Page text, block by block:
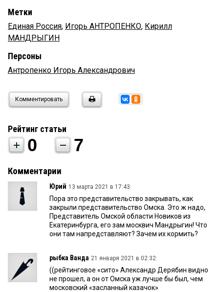
Метки
Единая Россия, Игорь АНТРОПЕНКО, Кирилл
МАНДРЫГИН
Персоны
Антропенко Игорь Александрович
Комментировать
Рейтинг статьи
0 7
Комментарии
Юрий 13 марта 2021 в 17:43:
Пора это представительство закрывать, как
закрыли представительство Омска. Это ж надо,
Представитель Омской области Новиков из
Екатеринбурга, его зам москвич Мандрыгин! Что
они там напредставляют? Зачем их кормить?
рыбка Ванда 21 января 2021 в 02:32:
((рейтинговое «сито» Александр Дерябин видно
не прошел, а он от Омска уж лучше бы был, чем
московский «засланный казачок»